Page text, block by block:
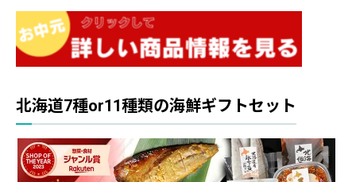
北海道7種or11種類の海鮮ギフトセット